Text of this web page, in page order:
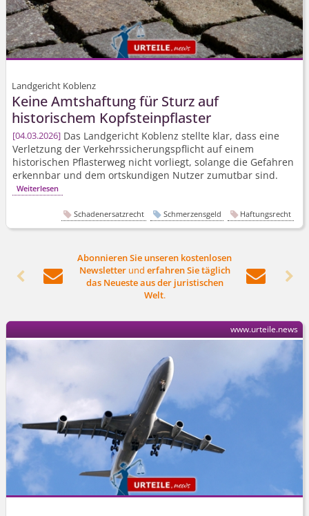
Landgericht Koblenz
Keine Amtshaftung für Sturz auf
historischem Kopfsteinpflaster
04.03.2026 Das Landgericht Koblenz stellte klar, dass eine
Verletzung der Verkehrssi­cherungspflicht auf einem
historischen Pflasterweg nicht vorliegt, solange die Gefahren
erkennbar und dem ortskundigen Nutzer zumutbar sind.
Weiterlesen
Schadenersatzrecht Schmerzensgeld Haftungsrecht
 
Abonnieren Sie unseren kostenlosen
Newsletterund erfahren Sie täglich
das Neueste aus der juristischen
Welt.
 
www.urteile.news